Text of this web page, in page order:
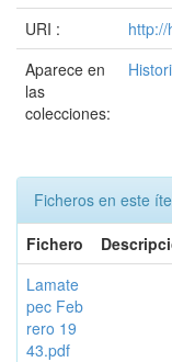
URI :
Aparece en
las
colecciones:
Ficheros en este
Fichero
Lamate
pec Feb
rero 19
43.pdf